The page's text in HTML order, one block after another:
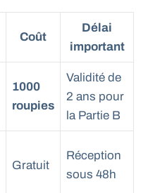
Coût
Délai
important
1000
roupies
Validité de
2 ans pour
la Partie B
Gratuit
Réception
sous 48h